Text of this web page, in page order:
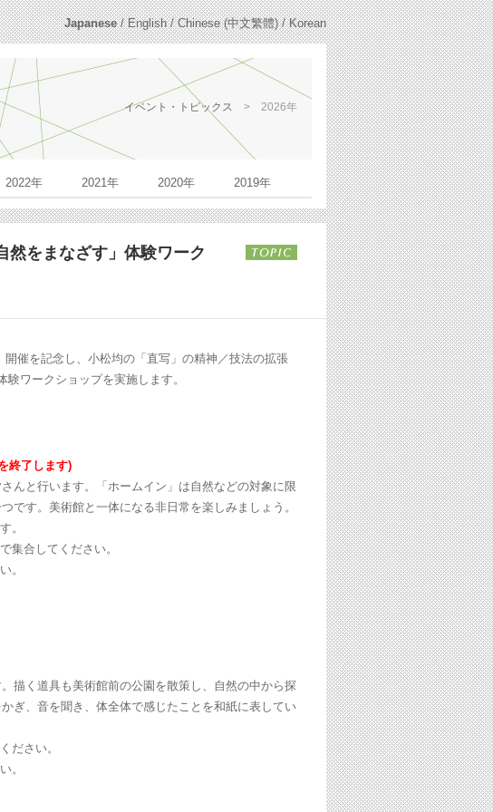
Japanese/English/Chinese (中文繁體)/Korean
イベント・トピックス > 2026年
2022年 2021年 2020年 2019年
をまなざす」体験ワーク
催を記念し、小松均の「直写」の精神／技法の拡張
ワークショップを実施します。
終了します)
んと行います。「ホームイン」は自然などの対象に限
です。美術館と一体になる非日常を楽しみましょう。
。
集合してください。
。
描く道具も美術館前の公園を散策し、自然の中から探
ぎ、音を聞き、体全体で感じたことを和紙に表してい
ださい。
。